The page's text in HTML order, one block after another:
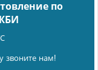
по
звоните нам!